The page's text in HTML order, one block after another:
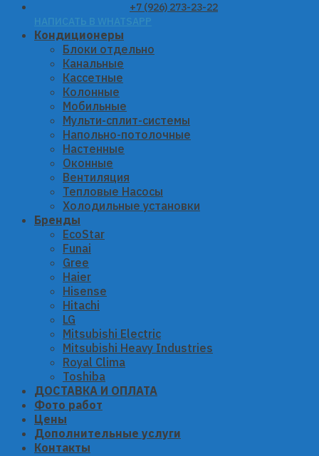
+7 (926) 273-23-22
НАПИСАТЬ В WHATSAPP
Кондиционеры
Блоки отдельно
Канальные
Кассетные
Колонные
Мобильные
Мульти-сплит-системы
Напольно-потолочные
Настенные
Оконные
Вентиляция
Тепловые Насосы
Холодильные установки
Бренды
EcoStar
Funai
Gree
Haier
Hisense
Hitachi
LG
Mitsubishi Electric
Mitsubishi Heavy Industries
Royal Clima
Toshiba
ДОСТАВКА И ОПЛАТА
Фото работ
Цены
Дополнительные услуги
Контакты